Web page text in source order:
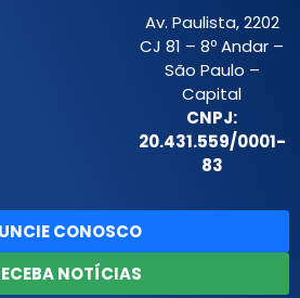
Av. Paulista, 2202
CJ 81 – 8º Andar –
São Paulo –
Capital
CNPJ:
20.431.559/0001-
83
CONOSCO
NOTÍCIAS